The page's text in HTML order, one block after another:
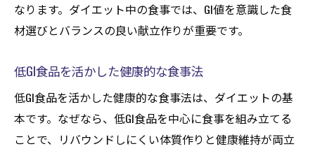
なります。ダイエット中の食事では、GI値を意識した食
材選びとバランスの良い献立作りが重要です。
低GI食品を活かした健康的な食事法
低GI食品を活かした健康的な食事法は、ダイエットの基
本です。なぜなら、低GI食品を中心に食事を組み立てる
ことで、リバウンドしにくい体質作りと健康維持が両立